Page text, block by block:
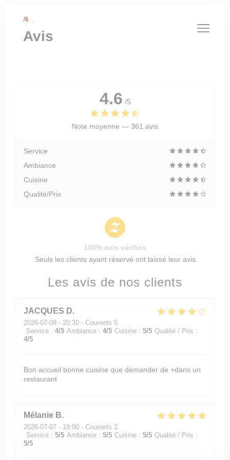
Avis
Les avis de nos clients
JACQUES D
2026-07-09 - 20:30 - Couverts 5
Service : 4/5 Ambiance : 4/5 Cuisine : 5/5 Qualité / Prix :
4/5
Bon accueil bonne cuisine que demander de +dans un
restaurant
Mélanie B
2026-07-07 - 19:00 - Couverts 2
Service : 5/5 Ambiance : 5/5 Cuisine : 5/5 Qualité / Prix :
5/5
4.6 /5
Note moyenne — 361 avis
Service
Ambiance
Cuisine
Qualité/Prix
100% avis vérifiés
Seuls les clients ayant réservé ont laissé leur avis